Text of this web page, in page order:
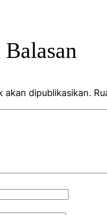
akan dipublikasikan.